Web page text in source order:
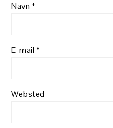
Navn *
E-mail*
Websted